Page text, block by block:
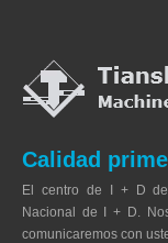
Calidad
El centro de I + D de
Nacional de I + D.
comunicaremos con